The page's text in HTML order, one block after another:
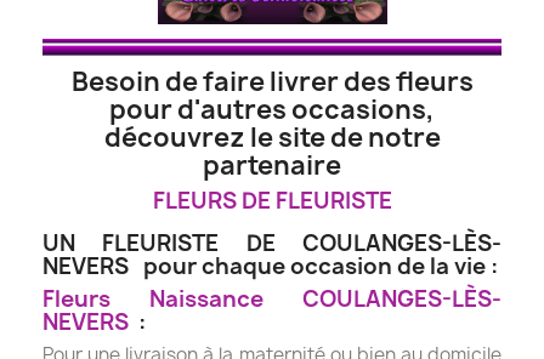
Besoin de faire livrer des fleurs
pour d'autres occasions,
découvrez le site de notre
partenaire
FLEURS DE FLEURISTE
UN FLEURISTE DE COULANGES-LÈS-
NEVERS pour chaque occasion de la vie :
Fleurs Naissance COULANGES-LÈS-
NEVERS :